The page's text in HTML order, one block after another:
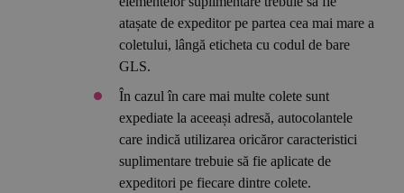
atașate de expeditor pe partea cea mai mare a
coletului, lângă eticheta cu codul de bare
GLS.
În cazul în care mai multe colete sunt
expediate la aceeași adresă, autocolantele
care indică utilizarea oricăror caracteristici
suplimentare trebuie să fie aplicate de
expeditori pe fiecare dintre colete.